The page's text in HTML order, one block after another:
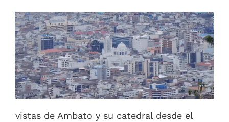
vistas de Ambato y su catedral desde el